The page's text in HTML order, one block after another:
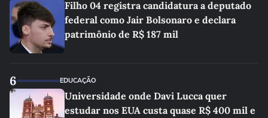
Filho 04 registra candidatura a deputado
federal como Jair Bolsonaro e declara
patrimônio de R$ 187 mil
6 EDUCAÇÃO
Universidade onde Davi Lucca quer
estudar nos EUA custa quase R$ 400 mil e